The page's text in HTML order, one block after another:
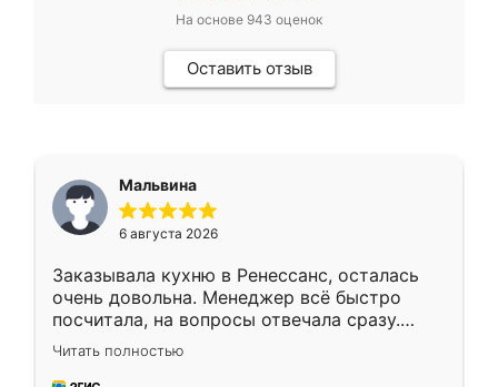
На основе 943 оценок
Оставить отзыв
Мальвина
6 августа 2026
Заказывала кухню в Ренессанс, осталась
очень довольна. Менеджер всё быстро
посчитала, на вопросы отвечала сразу.
Замерщик приехал в субботу, подошёл к
делу со всей ответственностью. Собрали
Читать полностью